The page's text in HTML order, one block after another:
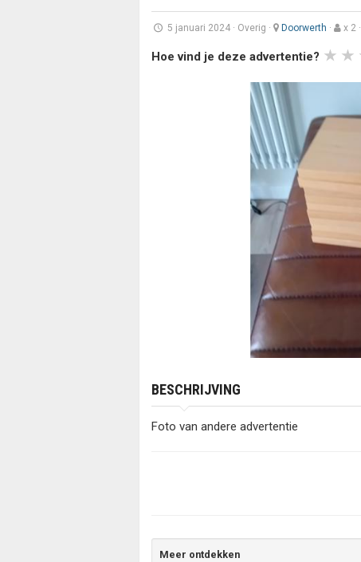
5 januari 2024· Overig · Doorwerth · x 2 ·
Hoe vind je deze advertentie?
BESCHRIJVING
Foto van andere advertentie
Meer ontdekken